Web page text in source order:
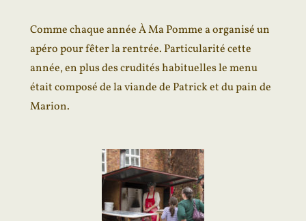
Comme chaque année À Ma Pomme a organisé un
apéro pour fêter la rentrée. Particularité cette
année, en plus des crudités habituelles le menu
était composé de la viande de Patrick et du pain de
Marion.